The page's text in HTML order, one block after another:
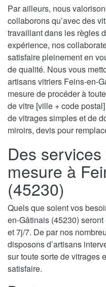
Par ailleurs, nous
collaborons qu’avec des
travaillant dans les règles
expérience, nos
satisfaire pleinement en
de qualité. Nous vous
artisans vitriers Feins-en-
mesure de procéder à
de vitre [ville + code
de vitrages simples et de
miroirs, devis pour
Des
mesure à
(45230)
Quels que soient vos
en-Gâtinais (45230)
et 7j/7. De par nos
disposons d’artisans
sur toute sorte de vitrages
satisfaire.